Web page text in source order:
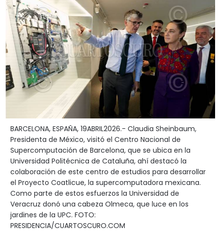
BARCELONA, ESPAÑA, 19ABRIL2026.- Claudia Sheinbaum,
Presidenta de México, visitó el Centro Nacional de
Supercomputación de Barcelona, que se ubica en la
Universidad Politécnica de Cataluña, ahí destacó la
colaboración de este centro de estudios para desarrollar
el Proyecto Coatlicue, la supercomputadora mexicana.
Como parte de estos esfuerzos la Universidad de
Veracruz donó una cabeza Olmeca, que luce en los
jardines de la UPC. FOTO:
PRESIDENCIA/CUARTOSCURO.COM